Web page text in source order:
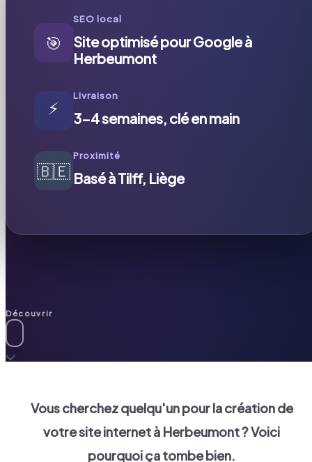
🎯
SEO local
Site optimisé pour Google à
Herbeumont
⚡
Livraison
3-4 semaines, clé en main
🇧🇪
Proximité
Basé à Tilff, Liège
Découvrir
Vous cherchez quelqu'un pour la création de
votre site internet à Herbeumont? Voici
pourquoi ça tombe bien.